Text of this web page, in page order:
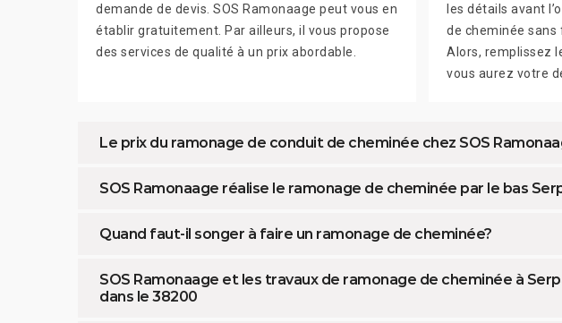
demande de devis. SOS Ramonaage peut vous en
établir gratuitement. Par ailleurs, il vous propose
des services de qualité à un prix abordable.
les détails avant
de cheminée sans
Alors, remplissez
vous aurez votre
Le prix du ramonage de conduit de cheminée chez SOS
SOS Ramonaage réalise le ramonage de cheminée par le bas
Quand faut-il songer à faire un ramonage de cheminée?
SOS Ramonaage et les travaux de ramonage de cheminée à
dans le 38200